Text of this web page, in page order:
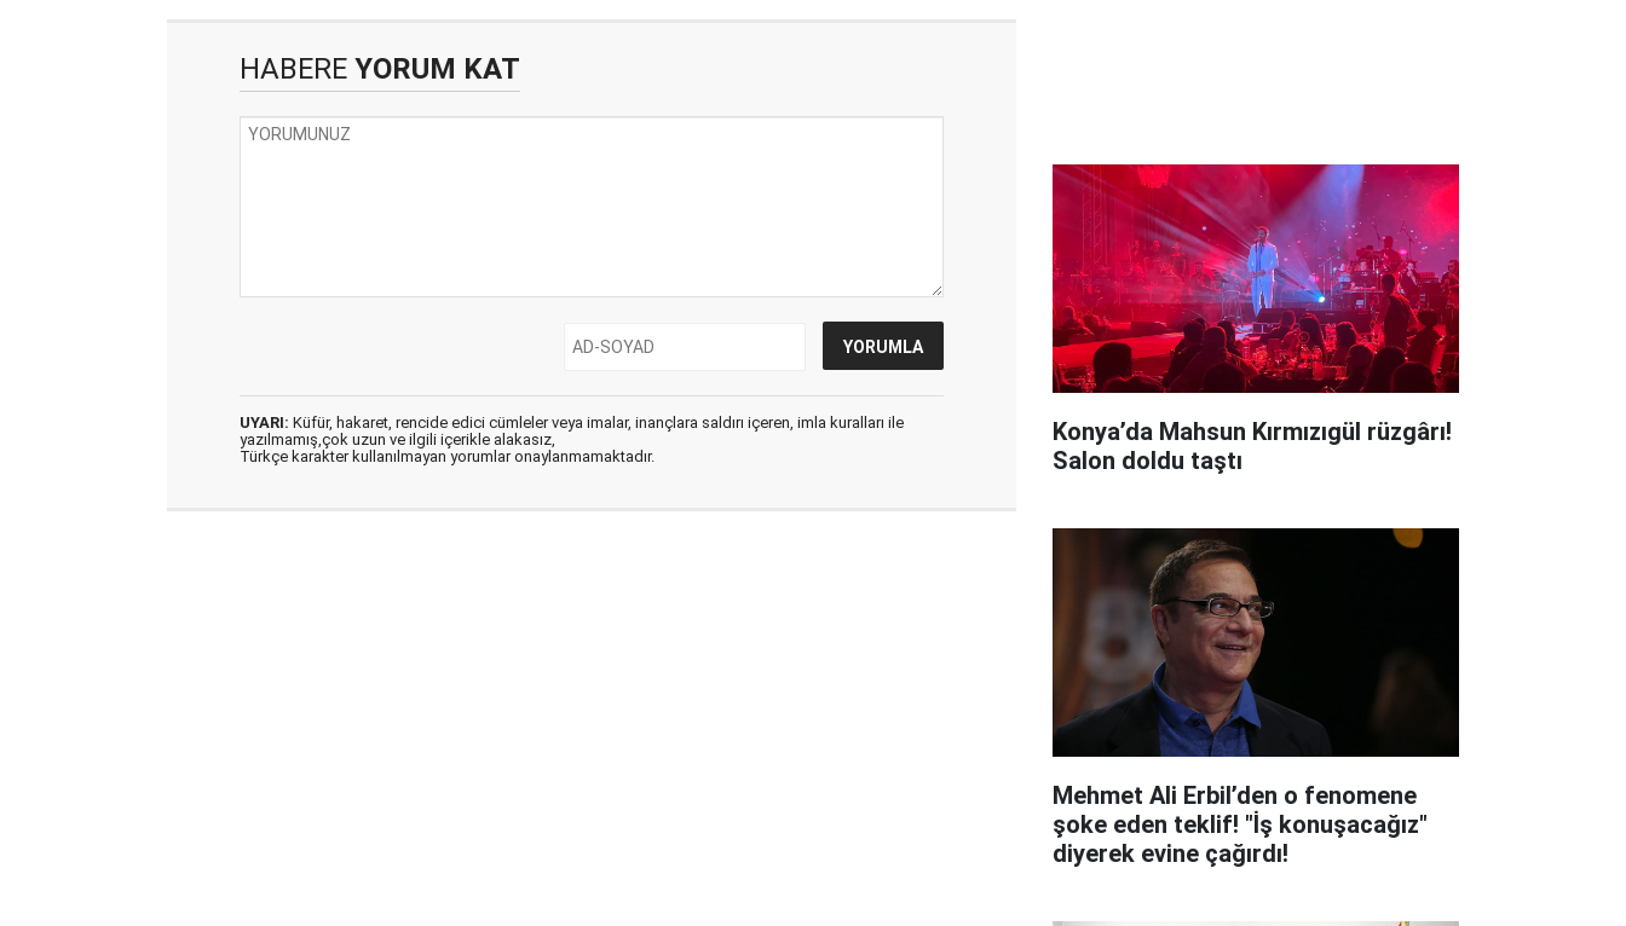
HABERE YORUM KAT
UYARI: Küfür, hakaret, rencide edici cümleler veya imalar, inançlara saldırı içeren, imla kuralları ile
yazılmamış,çok uzun ve ilgili içerikle alakasız,
Türkçe karakter kullanılmayan yorumlar onaylanmamaktadır.
Konya’da Mahsun Kırmızıgül rüzgârı!
Salon doldu taştı
Mehmet Ali Erbil’den o fenomene
şoke eden teklif! "İş konuşacağız"
diyerek evine çağırdı!